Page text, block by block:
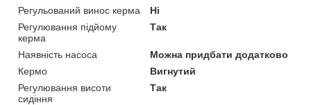
Регульований винос керма
Ні
Регулювання підйому
керма
Так
Наявність насоса
Можна придбати додатково
Кермо
Вигнутий
Регулювання висоти
сидіння
Так